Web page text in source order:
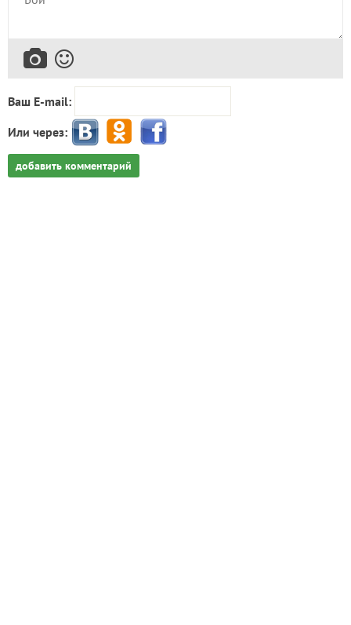
Ваш E-mail:
Или через:
добавить комментарий